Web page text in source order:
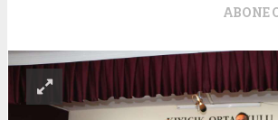
ABONE